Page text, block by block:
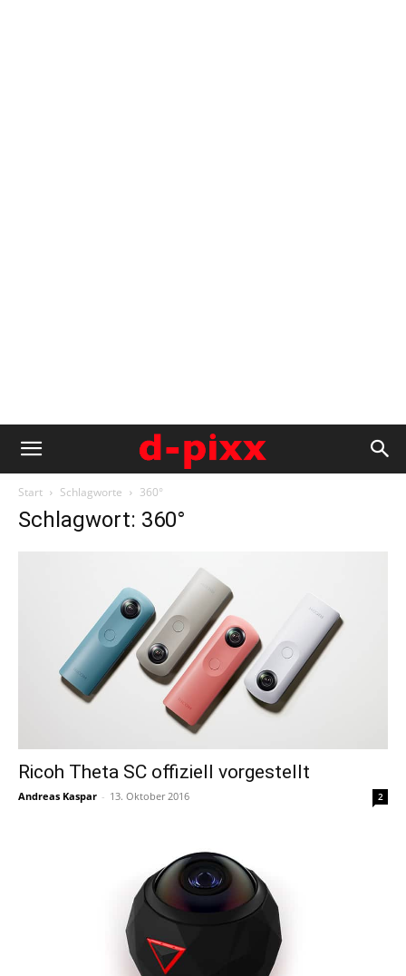
Start Schlagworte 360°
Schlagwort: 360°
Ricoh Theta SC offiziell vorgestellt
Andreas Kaspar - 13. Oktober 2016 2